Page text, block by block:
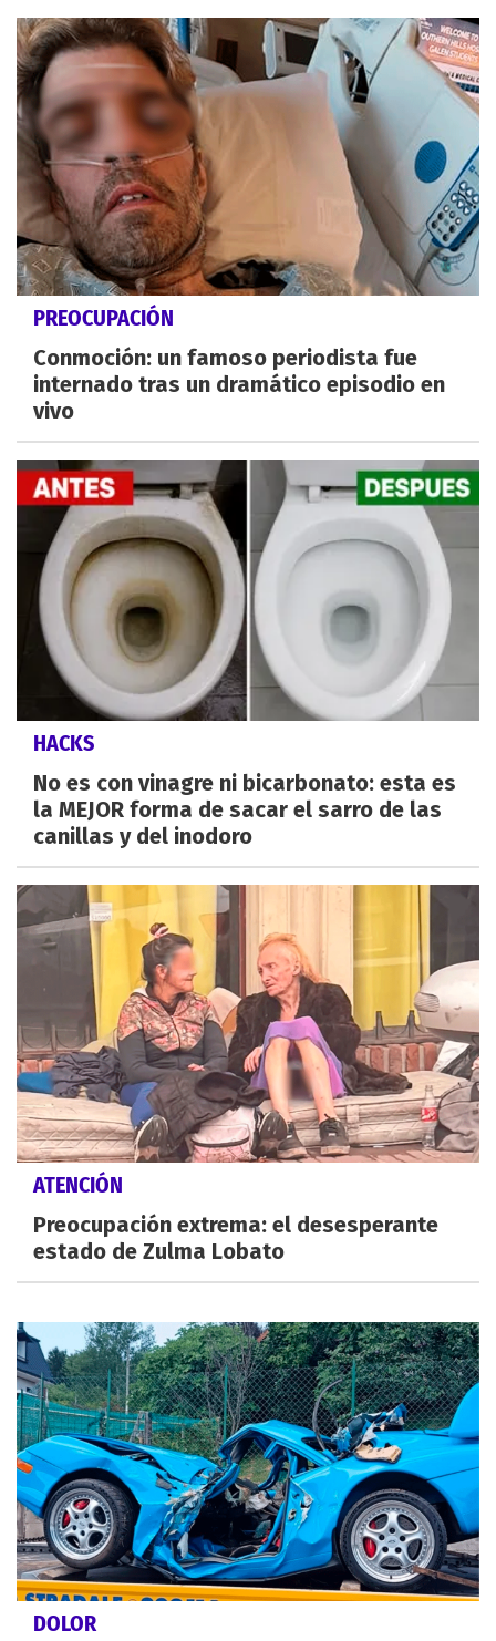
PREOCUPACIÓN
Conmoción: un famoso periodista fue
internado tras un dramático episodio en
vivo
HACKS
No es con vinagre ni bicarbonato: esta es
la MEJOR forma de sacar el sarro de las
canillas y del inodoro
ATENCIÓN
Preocupación extrema: el desesperante
estado de Zulma Lobato
DOLOR